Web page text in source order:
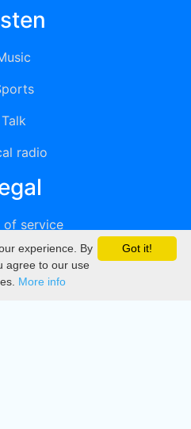
Talk
radio
of service
Got it!
experience. By
agree to our use
More info